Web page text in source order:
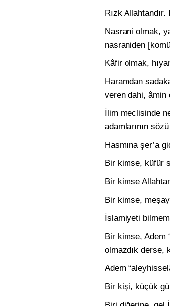
Rızk
Nasrani olmak,
nasraniden
Kâfir olmak,
Haramdan
veren dahi, âmin
İlim meclisinde
adamlarının
Hasmına şer’a
Bir kimse, küfür
Bir kimse
Bir kimse,
İslamiyeti
Bir kimse, Adem
olmazdık derse,
Adem
Bir kişi, küçük